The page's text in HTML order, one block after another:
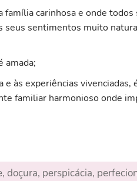
carinhosa e onde todos
seus sentimentos muito
amada;
às experiências
familiar harmonioso onde
perspicácia,